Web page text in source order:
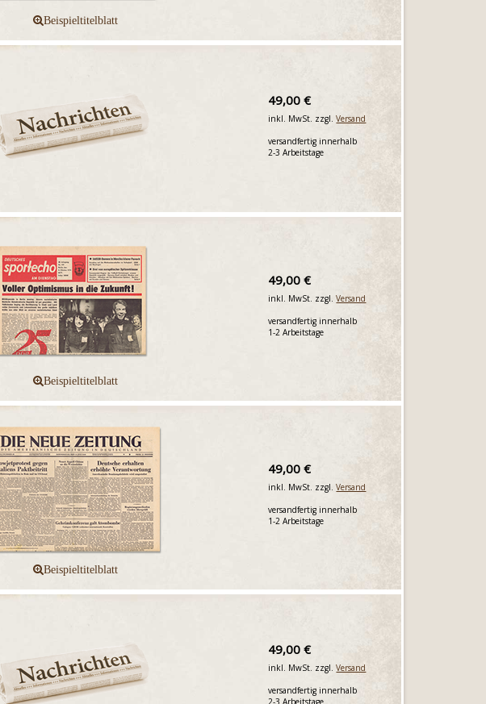
49,00 €
inkl. MwSt. zzgl.Versand
versandfertig innerhalb
2-3 Arbeitstage
49,00 €
inkl. MwSt. zzgl.Versand
versandfertig innerhalb
1-2 Arbeitstage
49,00 €
inkl. MwSt. zzgl.Versand
versandfertig innerhalb
1-2 Arbeitstage
49,00 €
inkl. MwSt. zzgl.Versand
versandfertig innerhalb
2-3 Arbeitstage